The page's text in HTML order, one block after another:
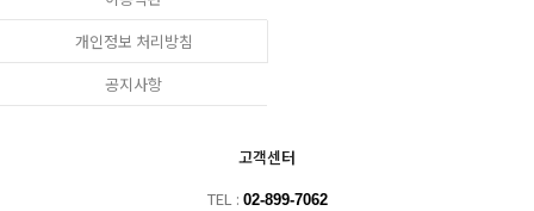
개인정보 처리방침
공지사항
고객센터
TEL : 02-899-7062